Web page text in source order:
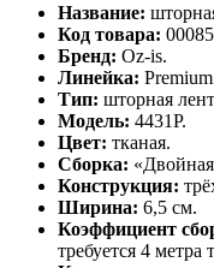
Название:
Код товара:
Бренд: Oz‑is.
Линейка:
Тип: шторная
Модель: 4431P.
Цвет: тканая.
Сборка:
Конструкция:
Ширина: 6,5 см.
Коэффициент
требуется 4 метра